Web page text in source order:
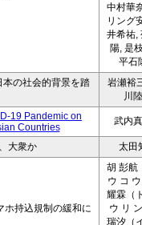
中村華
リング
井希祐,
陽, 是
平石
の社会的背景を踏
岩瀬裕
川
Pandemic on
Countries
武内
大衆か 太田
ホ持込規制の緩和に
胡 彭航
ウ コ
耀霖（
ウ リ
瑞汐（